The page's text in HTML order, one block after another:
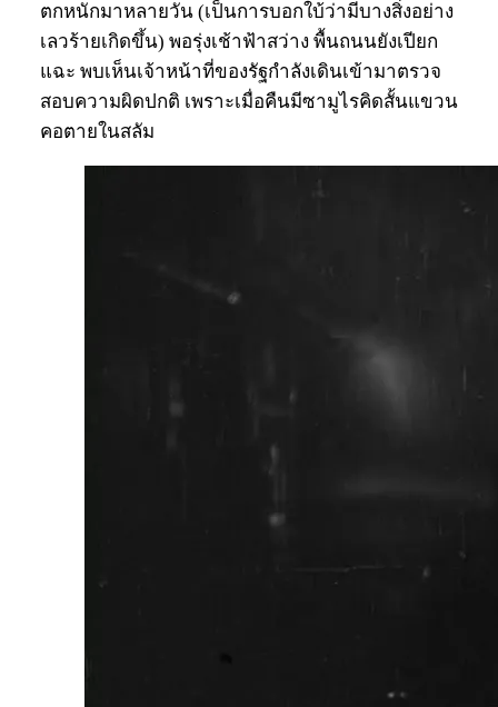
ตกหนักมาหลายวัน (เป็นการบอกใบ้ว่ามีบางสิ่งอย่าง
เลวร้ายเกิดขึ้น) พอรุ่งเช้าฟ้าสว่าง พื้นถนนยังเปียก
แฉะ พบเห็นเจ้าหน้าที่ของรัฐกำลังเดินเข้ามาตรวจ
สอบความผิดปกติ เพราะเมื่อคืนมีซามูไรคิดสั้นแขวน
คอตายในสลัม